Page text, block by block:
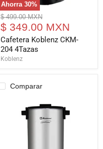
Ahorra 30%
Cafetera
Koblenz
CKM-
204
4Tazas
Precio
original
$ 499.00 MXN
Precio
actual
$ 349.00 MXN
Cafetera Koblenz CKM-
204 4Tazas
Koblenz
Comparar